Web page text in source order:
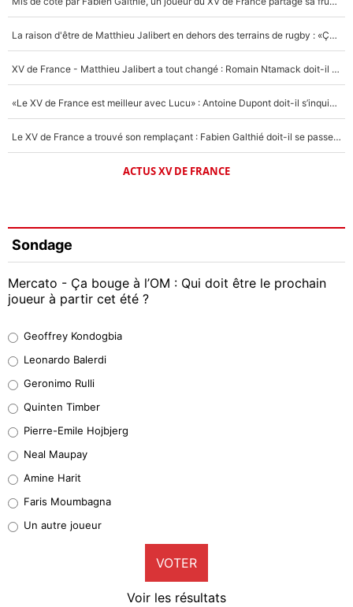
La raison d'être de Matthieu Jalibert en dehors des terrains de rugby : «Ça m'atteint autant que si tu touches à un membre de ma famille»
XV de France - Matthieu Jalibert a tout changé : Romain Ntamack doit-il s’inquiéter pour sa place à un an de la Coupe du monde ?
«Le XV de France est meilleur avec Lucu» : Antoine Dupont doit-il s’inquiéter pour sa place ?
Le XV de France a trouvé son remplaçant : Fabien Galthié doit-il se passer d'Antoine Dupont ?
ACTUS XV DE FRANCE
Sondage
Mercato - Ça bouge à l’OM : Qui doit être le prochain
joueur à partir cet été ?
38%
32%
5%
1%
9%
Geoffrey Kondogbia
Leonardo Balerdi
Geronimo Rulli
Quinten Timber
Pierre-Emile Hojbjerg
Neal Maupay
Amine Harit
Faris Moumbagna
Un autre joueur
VOTER
Voir les résultats